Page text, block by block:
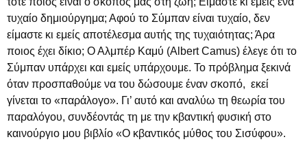
τυχαίο δημιούργημα; Αφού το Σύμπαν είναι τυχαίο, δεν
είμαστε κι εμείς αποτέλεσμα αυτής της τυχαιότητας; Άρα
ποιος έχει δίκιο; Ο Αλμπέρ Καμύ (Albert Camus) έλεγε ότι το
Σύμπαν υπάρχει και εμείς υπάρχουμε. Το πρόβλημα ξεκινά
όταν προσπαθούμε να του δώσουμε έναν σκοπό, εκεί
γίνεται το «παράλογο». Γι’ αυτό και αναλύω τη θεωρία του
παραλόγου, συνδέοντάς τη με την κβαντική φυσική στο
καινούργιο μου βιβλίο «Ο κβαντικός μύθος του Σισύφου».